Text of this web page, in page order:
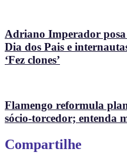
Adriano Imperador
Dia dos Pais e
‘Fez clones’
Flamengo reformula
sócio-torcedor; entenda
Compartilhe